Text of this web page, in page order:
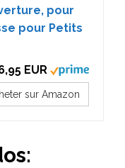
pour
pour Petits
EUR
sur Amazon